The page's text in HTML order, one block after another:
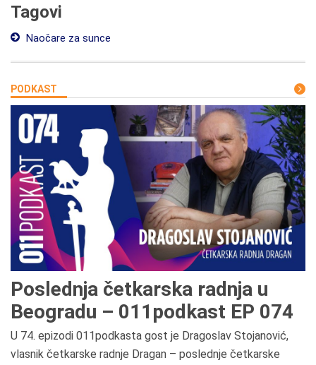
Tagovi
Naočare za sunce
PODKAST
Poslednja četkarska radnja u
Beogradu – 011podkast EP 074
U 74. epizodi 011podkasta gost je Dragoslav Stojanović,
vlasnik četkarske radnje Dragan – poslednje četkarske